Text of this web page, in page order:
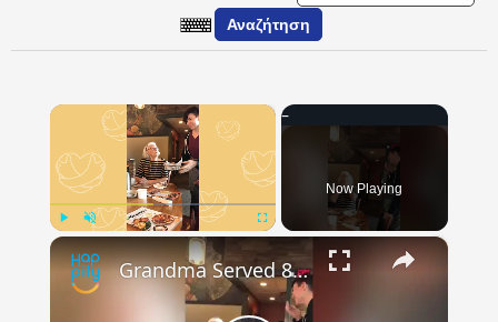
×
Now Playing
×
Grandma Served 88th Birthday Meal By Grandchild She's Not Seen in 11 Years | Happily TV